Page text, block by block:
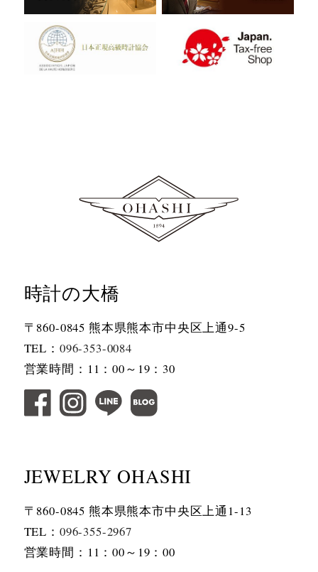
時計の大橋
〒860-0845 熊本県熊本市中央区上通9-5
TEL： 096-353-0084
営業時間：11：00～19：30
JEWELRY OHASHI
〒860-0845 熊本県熊本市中央区上通1-13
TEL： 096-355-2967
営業時間：11：00～19：00